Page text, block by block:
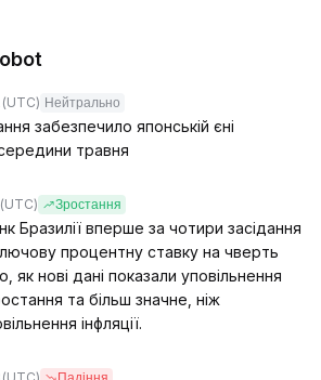
(UTC) Нейтрально
забезпечило японській єні
травня
(UTC) Зростання
Бразилії вперше за чотири засідання
процентну ставку на чверть
як нові дані показали уповільнення
та більш значне, ніж
інфляції.